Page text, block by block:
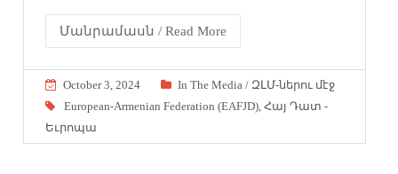
Մանրամասն / Read More
October 3, 2024
In The Media / ԶԼՄ-ներու մէջ
European-Armenian Federation (EAFJD) ,Հայ Դատ -
Եւրոպա